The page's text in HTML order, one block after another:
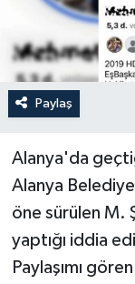
Paylaş
Alanya'da
Alanya Belediye
öne sürülen M.
yaptığı iddia
Paylaşımı